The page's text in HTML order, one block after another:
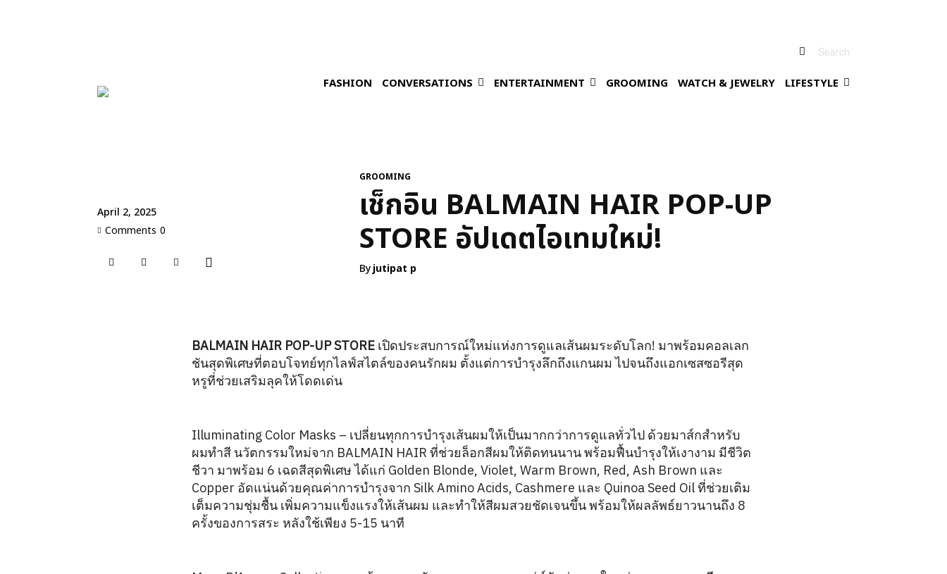
Search
FASHION CONVERSATIONS ENTERTAINMENT GROOMING WATCH & JEWELRY LIFESTYLE
April 2, 2025
Comments 0
GROOMING
เช็กอิน BALMAIN HAIR POP-UP
STORE อัปเดตไอเทมใหม่!
Byjutipat p
BALMAIN HAIR POP-UP STORE เปิดประสบการณ์ใหม่แห่งการดูแลเส้นผมระดับโลก! มาพร้อมคอลเลก
ชันสุดพิเศษที่ตอบโจทย์ทุกไลฟ์สไตล์ของคนรักผม ตั้งแต่การบำรุงลึกถึงแกนผม ไปจนถึงแอกเซสซอรีสุด
หรูที่ช่วยเสริมลุคให้โดดเด่น
Illuminating Color Masks – เปลี่ยนทุกการบำรุงเส้นผมให้เป็นมากกว่าการดูแลทั่วไป ด้วยมาส์กสำหรับ
ผมทำสี นวัตกรรมใหม่จาก BALMAIN HAIR ที่ช่วยล็อกสีผมให้ติดทนนาน พร้อมฟื้นบำรุงให้เงางาม มีชีวิต
ชีวา มาพร้อม 6 เฉดสีสุดพิเศษ ได้แก่ Golden Blonde, Violet, Warm Brown, Red, Ash Brown และ
Copper อัดแน่นด้วยคุณค่าการบำรุงจาก Silk Amino Acids, Cashmere และ Quinoa Seed Oil ที่ช่วยเติม
เต็มความชุ่มชื้น เพิ่มความแข็งแรงให้เส้นผม และทำให้สีผมสวยชัดเจนขึ้น พร้อมให้ผลลัพธ์ยาวนานถึง 8
ครั้งของการสระ หลังใช้เพียง 5-15 นาที